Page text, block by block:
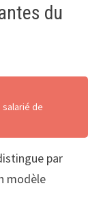
du
salarié de
par
modèle